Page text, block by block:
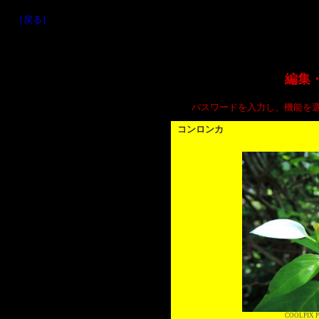
［戻る］
編集
パスワードを入力し、機能を
コンロンカ
COOLPIX